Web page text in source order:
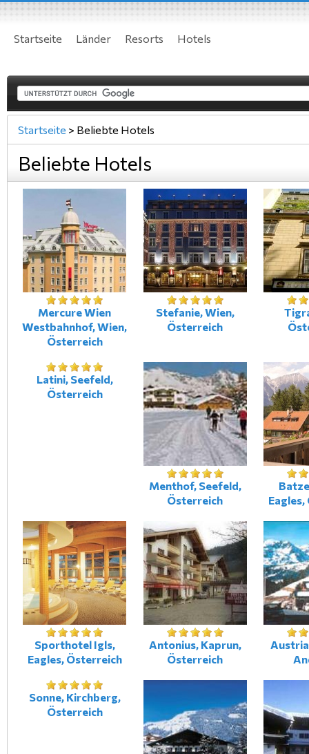
Startseite Länder Resorts Hotels
Startseite > Beliebte Hotels
Beliebte Hotels
Mercure Wien
Westbahnhof, Wien,
Österreich
Stefanie, Wien,
Österreich
Latini, Seefeld,
Österreich
Menthof, Seefeld,
Österreich
Sporthotel Igls,
Eagles, Österreich
Antonius, Kaprun,
Österreich
Sonne, Kirchberg,
Österreich